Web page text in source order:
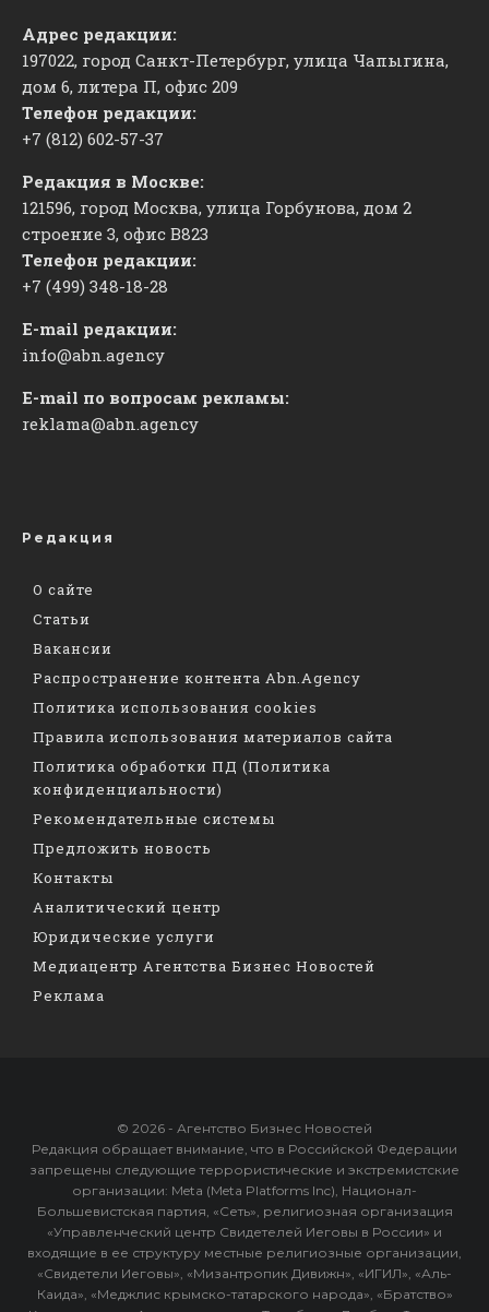
Адрес редакции:
197022, город Санкт-Петербург, улица Чапыгина,
дом 6, литера П, офис 209
Телефон редакции:
+7 (812) 602-57-37
Редакция в Москве:
121596, город Москва, улица Горбунова, дом 2
строение 3, офис ​В823
Телефон редакции:
+7 (499) 348-18-28
E-mail редакции:
info@abn.agency
E-mail по вопросам рекламы:
reklama@abn.agency
Редакция
О сайте
Статьи
Вакансии
Распространение контента Abn.Agency
Политика использования cookies
Правила использования материалов сайта
Политика обработки ПД (Политика
конфиденциальности)
Рекомендательные системы
Предложить новость
Контакты
Аналитический центр
Юридические услуги
Медиацентр Агентства Бизнес Новостей
Реклама
© 2026 - Агентство Бизнес Новостей
Редакция обращает внимание, что в Российской Федерации
запрещены следующие террористические и экстремистские
организации: Meta (Meta Platforms Inc), Национал-
Большевистская партия, «Сеть», религиозная организация
«Управленческий центр Свидетелей Иеговы в России» и
входящие в ее структуру местные религиозные организации,
«Свидетели Иеговы», «Мизантропик Дивижн», «ИГИЛ», «Аль-
Каида», «Меджлис крымско-татарского народа», «Братство»